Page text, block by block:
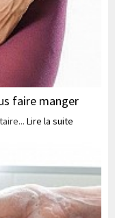
faire manger
Lire la suite